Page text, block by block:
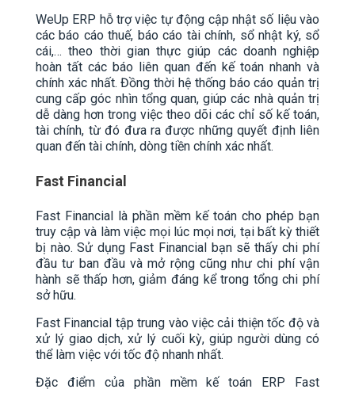
WeUp ERP hỗ trợ việc tự động cập nhật số liệu vào
các báo cáo thuế, báo cáo tài chính, sổ nhật ký, sổ
cái,… theo thời gian thực giúp các doanh nghiệp
hoàn tất các báo liên quan đến kế toán nhanh và
chính xác nhất. Đồng thời hệ thống báo cáo quản trị
cung cấp góc nhìn tổng quan, giúp các nhà quản trị
dễ dàng hơn trong việc theo dõi các chỉ số kế toán,
tài chính, từ đó đưa ra được những quyết định liên
quan đến tài chính, dòng tiền chính xác nhất.
Fast Financial
Fast Financial là phần mềm kế toán cho phép bạn
truy cập và làm việc mọi lúc mọi nơi, tại bất kỳ thiết
bị nào. Sử dụng Fast Financial bạn sẽ thấy chi phí
đầu tư ban đầu và mở rộng cũng như chi phí vận
hành sẽ thấp hơn, giảm đáng kể trong tổng chi phí
sở hữu.
Fast Financial tập trung vào việc cải thiện tốc độ và
xử lý giao dịch, xử lý cuối kỳ, giúp người dùng có
thể làm việc với tốc độ nhanh nhất.
Đặc điểm của phần mềm kế toán ERP Fast